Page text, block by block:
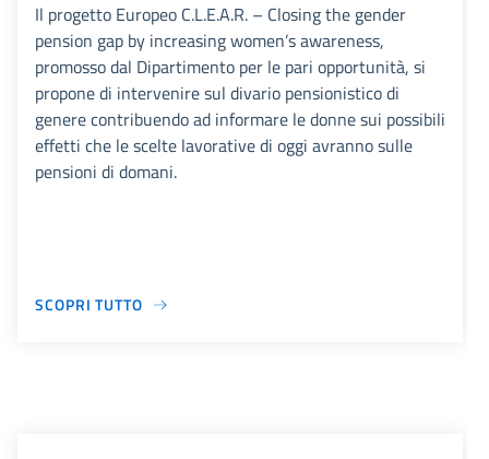
Il progetto Europeo C.L.E.A.R. – Closing the gender
pension gap by increasing women’s awareness,
promosso dal Dipartimento per le pari opportunità, si
propone di intervenire sul divario pensionistico di
genere contribuendo ad informare le donne sui possibili
effetti che le scelte lavorative di oggi avranno sulle
pensioni di domani.
SCOPRI TUTTO